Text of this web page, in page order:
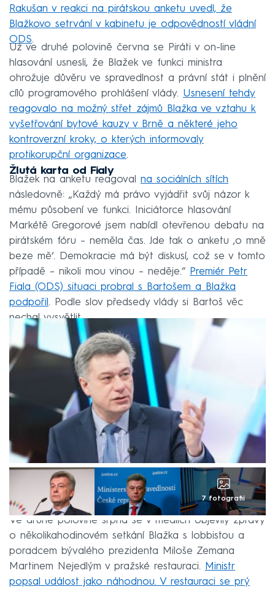
Rakušan v reakci na pirátskou anketu uvedl, že
Blažkovo setrvání v kabinetu je odpovědností vládní
ODS.
Už ve druhé polovině června se Piráti v on-line
hlasování usnesli, že Blažek ve funkci ministra
ohrožuje důvěru ve spravedlnost a právní stát i plnění
cílů programového prohlášení vlády. Usnesení tehdy
reagovalo na možný střet zájmů Blažka ve vztahu k
vyšetřování bytové kauzy v Brně a některé jeho
kontroverzní kroky, o kterých informovaly
protikorupční organizace.
Žlutá karta od Fialy
Blažek na anketu reagoval na sociálních sítích
následovně: „Každý má právo vyjádřit svůj názor k
mému působení ve funkci. Iniciátorce hlasování
Markétě Gregorové jsem nabídl otevřenou debatu na
pirátském fóru – neměla čas. Jde tak o anketu ‚o mně
beze mě‘. Demokracie má být diskusí, což se v tomto
případě – nikoli mou vinou – neděje.“ Premiér Petr
Fiala (ODS) situaci probral s Bartošem a Blažka
podpořil . Podle slov předsedy vlády si Bartoš věc
nechal vysvětlit.
7 fotografií
Ve druhé polovině srpna se v médiích objevily zprávy
o několikahodinovém setkání Blažka s lobbistou a
poradcem bývalého prezidenta Miloše Zemana
Martinem Nejedlým v pražské restauraci. Ministr
popsal událost jako náhodnou. V restauraci se prý